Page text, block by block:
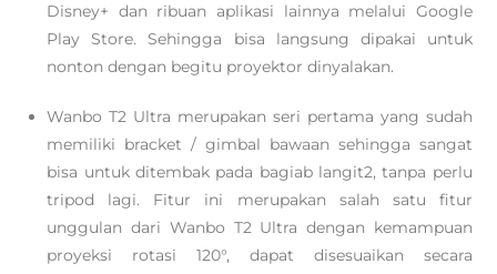
Disney+ dan ribuan aplikasi lainnya melalui Google
Play Store. Sehingga bisa langsung dipakai untuk
nonton dengan begitu proyektor dinyalakan.
Wanbo T2 Ultra merupakan seri pertama yang sudah
memiliki bracket / gimbal bawaan sehingga sangat
bisa untuk ditembak pada bagiab langit2, tanpa perlu
tripod lagi. Fitur ini merupakan salah satu fitur
unggulan dari Wanbo T2 Ultra dengan kemampuan
proyeksi rotasi 120°, dapat disesuaikan secara